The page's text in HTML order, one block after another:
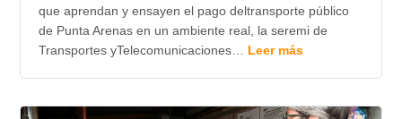
que aprendan y ensayen el pago deltransporte público
de Punta Arenas en un ambiente real, la seremi de
Transportes yTelecomunicaciones… Leer más